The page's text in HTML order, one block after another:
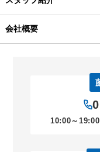
会社概要
10:00～